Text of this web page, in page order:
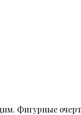
Фигурные